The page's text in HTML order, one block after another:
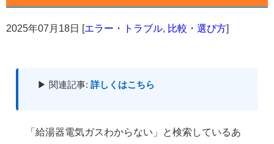
2025年07月18日 エラー・トラブル, 比較・選び方
▶ 関連記事: 詳しくはこちら
「給湯器電気ガスわからない」と検索しているあ